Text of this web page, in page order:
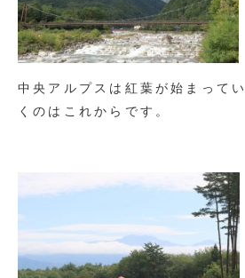
中央アルプスは紅葉が始まって
くのはこれからです。